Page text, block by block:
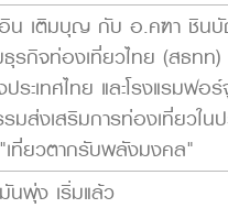
อิน เติมบุญ กับ อ.คฑา ชิน
รกิจท่องเที่ยวไทย (สธทท
ระเทศไทย และโรงแรมฟอ
ส่งเสริมการท่องเที่ยวในป
เที่ยวตากรับพลังมงคล"
นพุ่ง เริ่มแล้ว